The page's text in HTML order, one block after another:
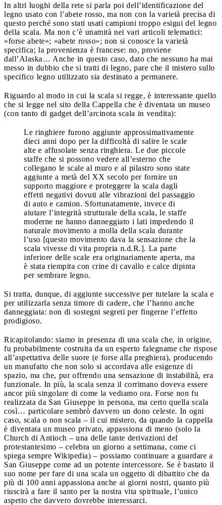
In altri luoghi della rete si parla poi dell’identificazione del
legno usato con l’abete rosso, ma non con la varietà precisa di
questo perché sono stati usati campioni troppo esigui del legno
della scala. Ma non c’è unamità nei vari articoli telematici:
«forse abete»; «abete rosso»; non si conosce la varietà
specifica; la provenienza è francese: no, proviene
dall’Alaska… Anche in questo caso, dato che nessuno ha mai
messo in dubbio che si tratti di legno, pare che il mistero sullo
specifico legno utilizzato sia destinato a permanere.
Riguardo al modo in cui la scala si regge, è interessante quello
che si legge nel sito della Cappella che è diventata un museo
(con tanto di gadget dell’arcinota scala in vendita):
Le ringhiere furono aggiunte approssimativamente
dieci anni dopo per la difficoltà di salire le scale
alte e affusolate senza ringhiera. Le due piccole
staffe che si possono vedere all’esterno che
collegano le scale al muro e al pilastro sono state
aggiunte a metà del XX secolo per fornire un
supporto maggiore e proteggere la scala dagli
effetti negativi dovuti alle vibrazioni del passaggio
di auto e camion. Sfortunatamente, invece di
aiutare l’integrità strutturale della scala, le staffe
moderne ne hanno danneggiato i lati impedendo il
naturale movimento a molla della scala durante
l’uso [questo movimento dava la sensazione che la
scala vivesse di vita propria n.d.R.]. La parte
inferiore delle scale era originariamente aperta, ma
è stata riempita con crine di cavallo e calce dipinta
per sembrare legno.
Si tratta, dunque, di aggiunte successive per tutelare la scala e
per utilizzarla senza timore di cadere, che l’hanno anche
danneggiata: non di sostegni segreti per fingerne l’effetto
prodigioso.
Ricapitolando: siamo in presenza di una scala che, in origine,
fu probabilmente costruita da un esperto falegname che rispose
all’aspettativa delle suore (e forse alla preghiera), producendo
un manufatto che non solo si accordava alle esigenze di
spazio, ma che, pur offrendo una sensazione di instabilità, era
funzionale. In più, la scala senza il corrimano doveva essere
ancor più singolare di come la vediamo ora. Forse non fu
realizzata da San Giuseppe in persona, ma certo quella scala
così… particolare sembrò davvero un dono celeste. In ogni
caso, scala o non scala – il cui mistero, da quando la cappella
è diventata un museo privato, appassiona di meno (solo la
Church di Antioch – una delle tante derivazioni del
protestantesimo – celebra un giorno a settimana, come ci
spiega sempre Wikipedia) – possiamo continuare a guardare a
San Giuseppe come ad un potente intercessore. Se è bastato il
suo nome per fare di una scala un oggetto di dibattito che da
più di 100 anni appassiona anche ai giorni nostri, quanto più
riuscirà a fare il santo per la nostra vita spirituale, l’unico
aspetto che davvero dovrebbe interessarci.